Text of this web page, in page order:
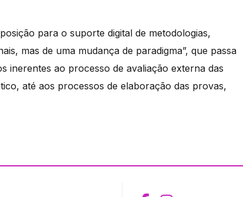
para o suporte digital de metodologias,
mas de uma mudança de paradigma”, que passa
inerentes ao processo de avaliação externa das
até aos processos de elaboração das provas,